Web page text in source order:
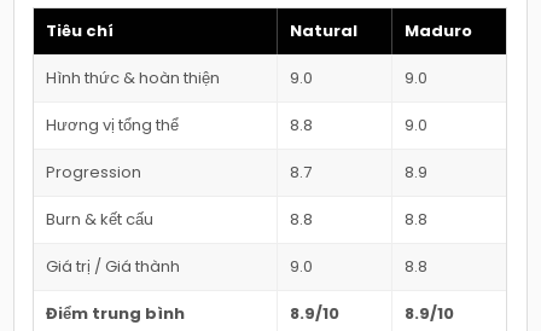
Tiêu chí Natural Maduro
Hình thức & hoàn thiện 9.0 9.0
Hương vị tổng thể 8.8 9.0
Progression 8.7 8.9
Burn & kết cấu 8.8 8.8
Giá trị / Giá thành 9.0 8.8
Điểm trung bình 8.9/10 8.9/10